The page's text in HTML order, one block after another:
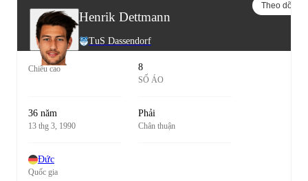
Henrik Dettmann
TuS Dassendorf
Theo dõi
Chiều cao 8
SỐ ÁO
36 năm
13 thg 3, 1990
Phải
Chân thuận
Đức
Quốc gia